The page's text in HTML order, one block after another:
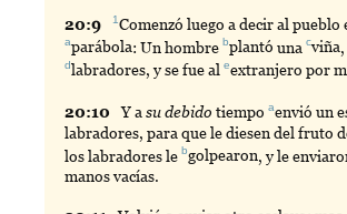
20:9 1Comenzó luego a decir al pueblo
aparábola: Un hombrebplantó unacviña
dlabradores, y se fue aleextranjero por
20:10 Yasu debido tiempoaenvió un
labradores, para que le diesen del fruto
los labradores lebgolpearon , y le
manos vacías.